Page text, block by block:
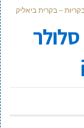
– בקרית ביאליק